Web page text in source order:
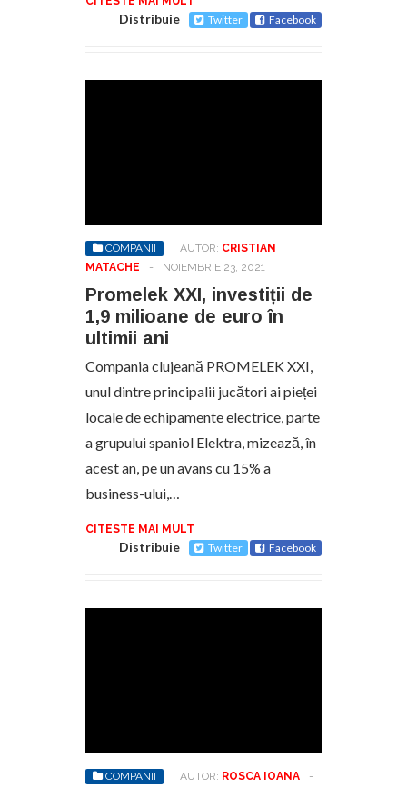
Distribuie Twitter Facebook
COMPANII AUTOR: CRISTIAN
MATACHE
- NOIEMBRIE 23, 2021
Promelek XXI, investiții de
1,9 milioane de euro în
ultimii ani
Compania clujeană PROMELEK XXI,
unul dintre principalii jucători ai pieței
locale de echipamente electrice, parte
a grupului spaniol Elektra, mizează, în
acest an, pe un avans cu 15% a
business-ului,…
CITESTE MAI MULT
Distribuie Twitter Facebook
COMPANII AUTOR: ROSCA IOANA
-